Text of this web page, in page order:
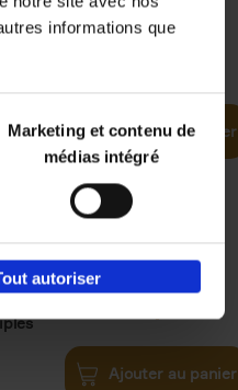
informations que
Marketing et contenu de
médias intégré
autoriser
Ajouter au panier
€34,99
Ajouter au panier